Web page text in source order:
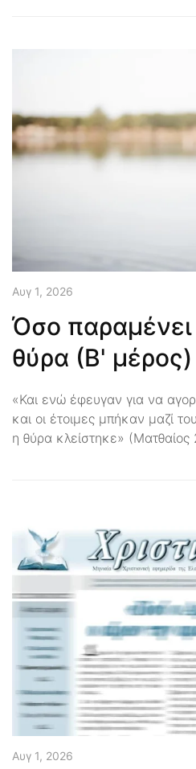
Αυγ 1, 2026
Όσο παραμένει
θύρα (Β' μέρος)
«Και ενώ έφευγαν για να
και οι έτοιμες μπήκαν μαζί
η θύρα κλείστηκε» (Ματθαίος
Αυγ 1, 2026